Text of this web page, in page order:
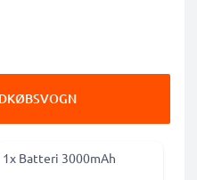
1x Batteri 3000mAh